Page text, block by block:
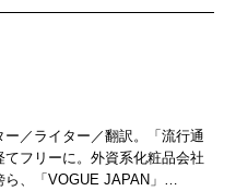
ー／ライター／翻訳。「流行通
フリーに。外資系化粧品会社
、「VOGUE JAPAN」